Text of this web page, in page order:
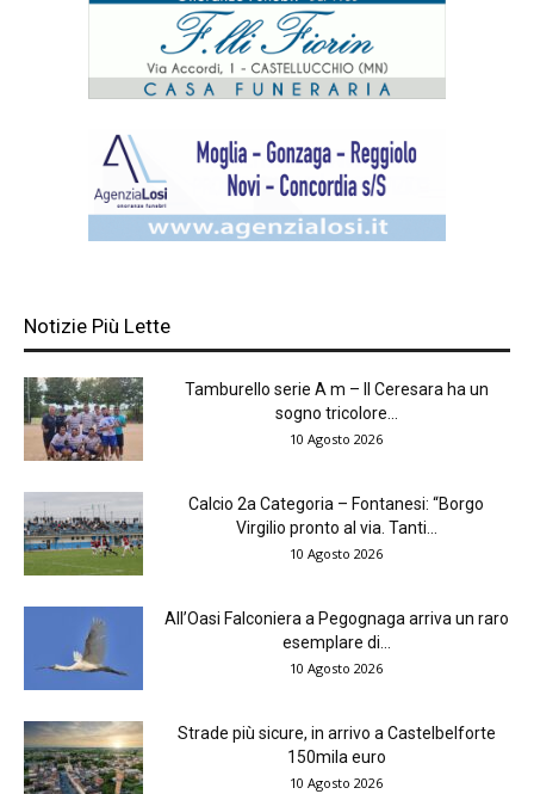
Notizie Più Lette
Tamburello serie A m – Il Ceresara ha un
sogno tricolore...
10 Agosto 2026
Calcio 2a Categoria – Fontanesi: “Borgo
Virgilio pronto al via. Tanti...
10 Agosto 2026
All’Oasi Falconiera a Pegognaga arriva un raro
esemplare di...
10 Agosto 2026
Strade più sicure, in arrivo a Castelbelforte
150mila euro
10 Agosto 2026